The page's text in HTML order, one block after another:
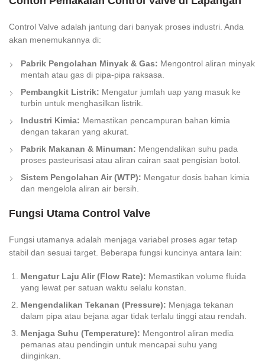
Control Valve adalah jantung dari banyak proses industri. Anda
akan menemukannya di:
Pabrik Pengolahan Minyak & Gas: Mengontrol aliran minyak
mentah atau gas di pipa-pipa raksasa.
Pembangkit Listrik: Mengatur jumlah uap yang masuk ke
turbin untuk menghasilkan listrik.
Industri Kimia: Memastikan pencampuran bahan kimia
dengan takaran yang akurat.
Pabrik Makanan & Minuman: Mengendalikan suhu pada
proses pasteurisasi atau aliran cairan saat pengisian botol.
Sistem Pengolahan Air (WTP): Mengatur dosis bahan kimia
dan mengelola aliran air bersih.
Fungsi Utama Control Valve
Fungsi utamanya adalah menjaga variabel proses agar tetap
stabil dan sesuai target. Beberapa fungsi kuncinya antara lain:
Mengatur Laju Alir (Flow Rate): Memastikan volume fluida
yang lewat per satuan waktu selalu konstan.
Mengendalikan Tekanan (Pressure): Menjaga tekanan
dalam pipa atau bejana agar tidak terlalu tinggi atau rendah.
Menjaga Suhu (Temperature): Mengontrol aliran media
pemanas atau pendingin untuk mencapai suhu yang
diinginkan.